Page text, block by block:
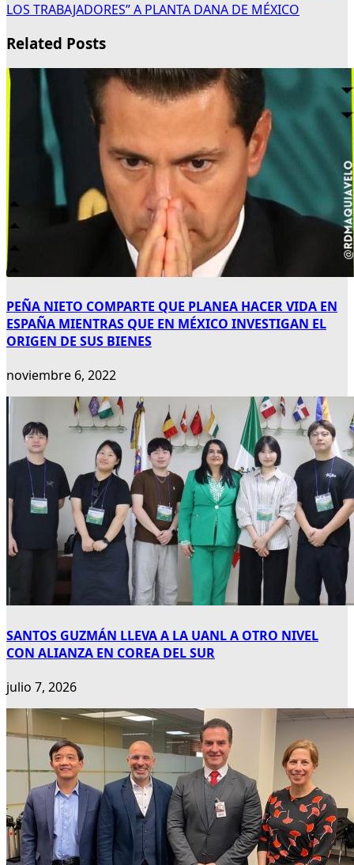
LOS TRABAJADORES” A PLANTA DANA DE MÉXICO
Related Posts
PEÑA NIETO COMPARTE QUE PLANEA HACER VIDA EN
ESPAÑA MIENTRAS QUE EN MÉXICO INVESTIGAN EL
ORIGEN DE SUS BIENES
noviembre 6, 2022
SANTOS GUZMÁN LLEVA A LA UANL A OTRO NIVEL
CON ALIANZA EN COREA DEL SUR
julio 7, 2026